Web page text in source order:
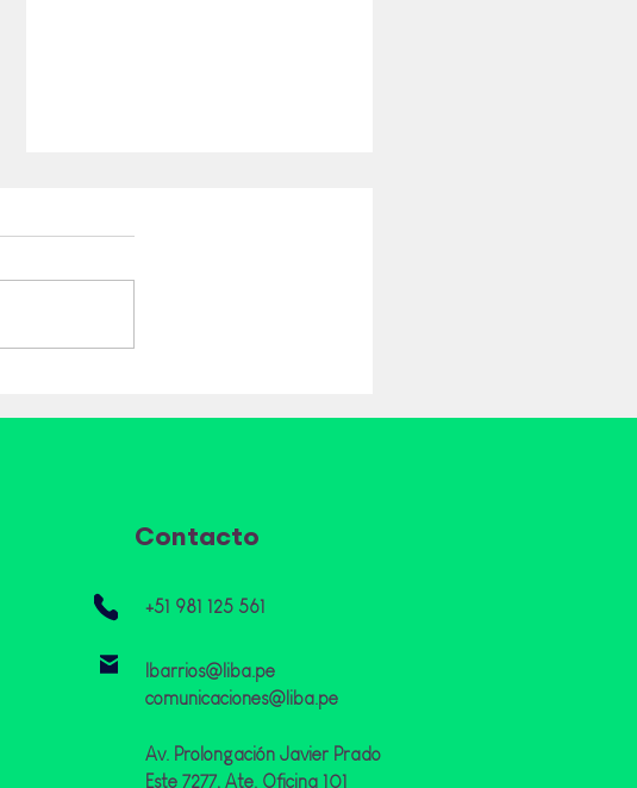
autoridades se dieron cita
+51 981 125 561
Contacto
lbarrios@liba.pe
comunicaciones@liba.pe
Av. Prolongación Javier Prado
Este 7277, Ate. Oficina 101